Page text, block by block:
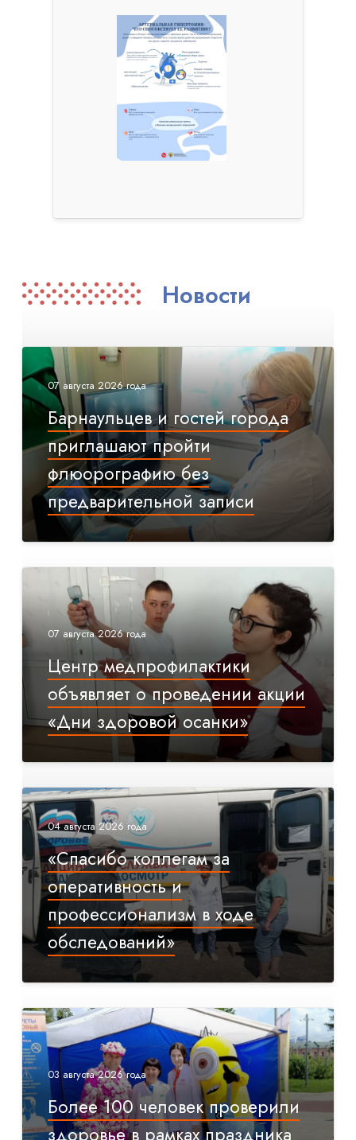
Новости
07 августа 2026 года
Барнаульцев и гостей города
приглашают пройти
флюорографию без
предварительной записи
07 августа 2026 года
Центр медпрофилактики
объявляет о проведении акции
«Дни здоровой осанки»
04 августа 2026 года
«Спасибо коллегам за
оперативность и
профессионализм в ходе
обследований»
03 августа 2026 года
Более 100 человек проверили
здоровье в рамках праздника